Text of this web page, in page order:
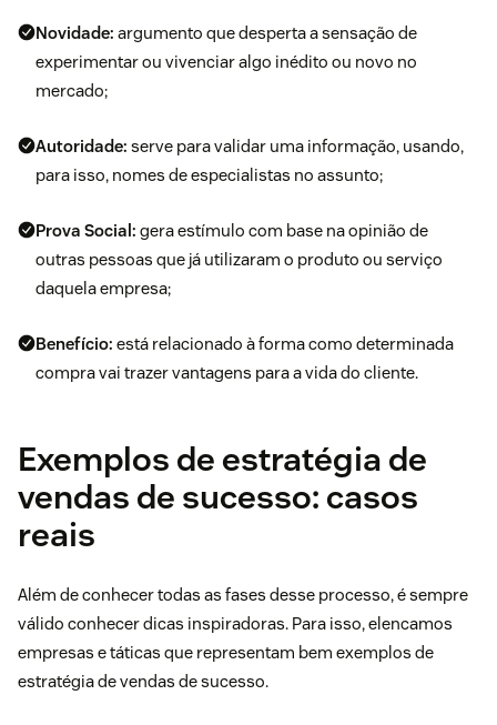
Novidade: argumento que desperta a sensação de
experimentar ou vivenciar algo inédito ou novo no
mercado;
Autoridade: serve para validar uma informação, usando,
para isso, nomes de especialistas no assunto;
Prova Social: gera estímulo com base na opinião de
outras pessoas que já utilizaram o produto ou serviço
daquela empresa;
Benefício: está relacionado à forma como determinada
compra vai trazer vantagens para a vida do cliente.
Exemplos de estratégia de
vendas de sucesso: casos
reais
Além de conhecer todas as fases desse processo, é sempre
válido conhecer dicas inspiradoras. Para isso, elencamos
empresas e táticas que representam bem exemplos de
estratégia de vendas de sucesso.